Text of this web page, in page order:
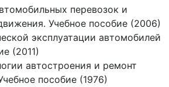
перевозок и
Учебное пособие (2006)
эксплуатации автомобилей
(2011)
автостроения и ремонт
пособие (1976)